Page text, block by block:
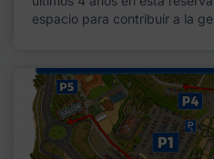
espacio para contribuir a la